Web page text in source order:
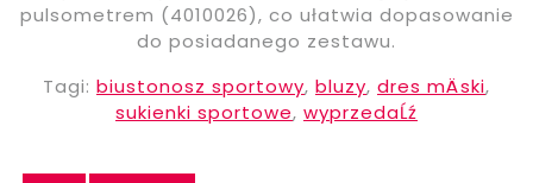
pulsometrem (4010026), co ułatwia dopasowanie
do posiadanego zestawu.
Tagi: biustonosz sportowy, bluzy, dres mÄski,
sukienki sportowe, wyprzedaĹź